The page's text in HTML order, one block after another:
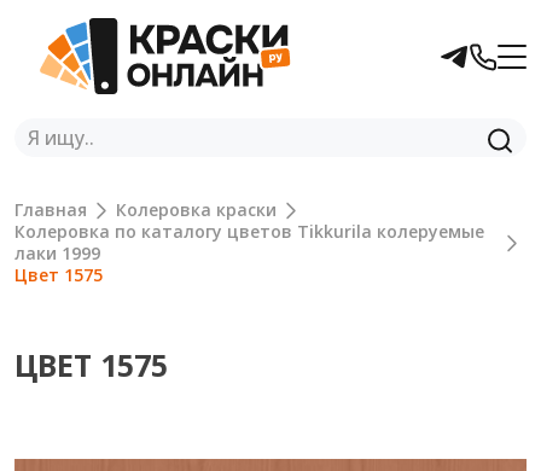
Главная
Колеровка краски
Колеровка по каталогу цветов Tikkurila колеруемые
лаки 1999
Цвет 1575
ЦВЕТ 1575